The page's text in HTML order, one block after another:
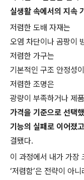
실생활 속에서의 지속
저렴한 도배 자재는
오염 차단이나 곰팡이
저렴한 가구는
기본적인 구조 안정성
저렴한 조명은
광량이 부족하거나 제
가격을 기준으로 선택
기능의 실패로 이어졌
결됐다.
이 과정에서 내가 가장
‘저렴함’은 전략이 아